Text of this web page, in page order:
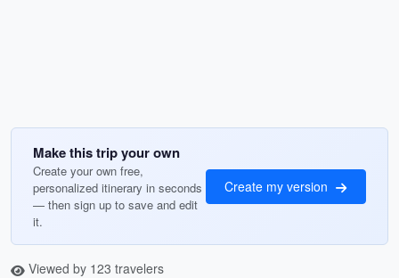
Make this trip your own
Create your own free,
personalized itinerary in seconds
— then sign up to save and edit
it.
Create my version
Viewed by 123 travelers